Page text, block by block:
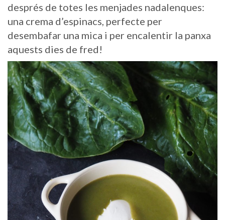
després de totes les menjades nadalenques:
una crema d’espinacs, perfecte per
desembafar una mica i per encalentir la panxa
aquests dies de fred!